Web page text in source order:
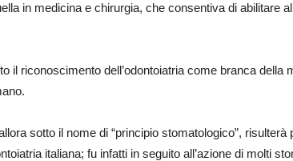
in medicina e chirurgia, che consentiva di abilitare
il riconoscimento dell’odontoiatria come branca della
sotto il nome di “principio stomatologico”, risulterà
italiana; fu infatti in seguito all’azione di molti